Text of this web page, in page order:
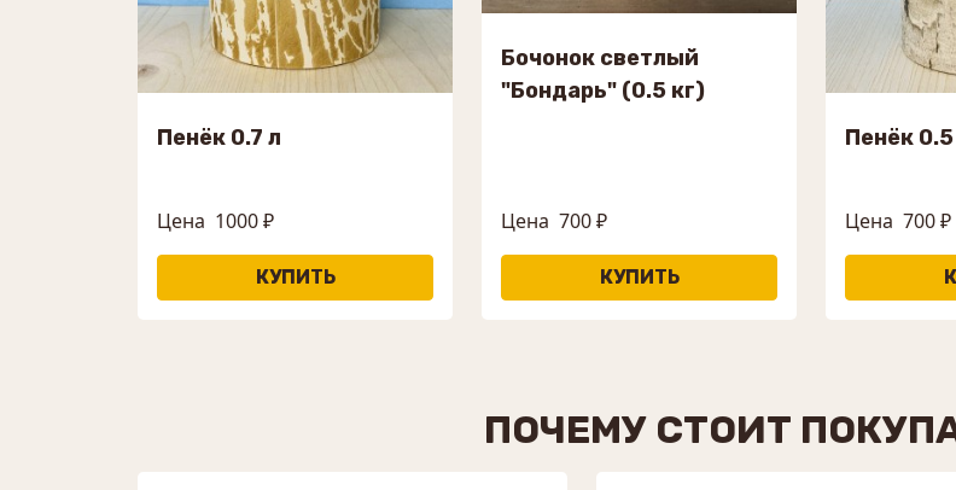
Пенёк 0.7 л
Цена 1000 ₽
Бочонок светлый
"Бондарь" (0.5 кг)
Цена 700 ₽
Пенёк 0.5
Цена 700 ₽
ПОЧЕМУ СТОИТ